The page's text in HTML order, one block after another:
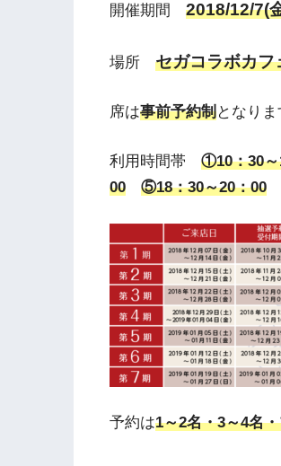
開催期間 2018/12/7(
場所 セガコラボカフ
席は事前予約制となりま
利用時間帯 ①10：30～
00
⑤18：30～20：00
予約は1～2名・3～4名